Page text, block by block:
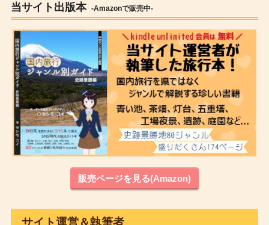
当サイト出版本 -Amazonで販売中-
販売ページを見る(Amazon)
サイト運営＆執筆者